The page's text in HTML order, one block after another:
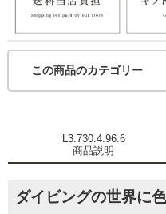
この商品のカテゴリー
L3.730.4.96.6
商品説明
ダイビングの世界に